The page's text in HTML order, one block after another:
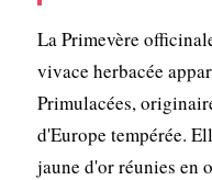
La Primevère
vivace herbacée
Primulacées,
d'Europe tempérée.
jaune d'or réunies en